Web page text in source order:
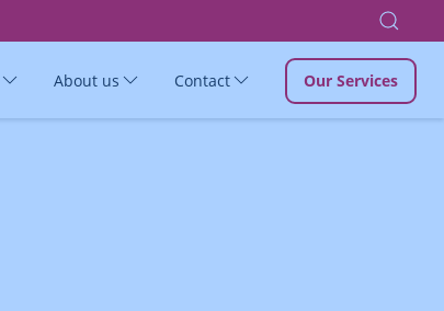
About us Contact Our Services